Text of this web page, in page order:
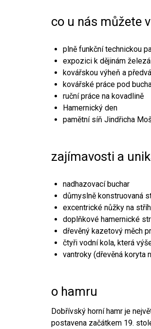
co u nás můžete
plně funkční technickou
expozici k dějinám
kovářskou výheň a
kovářské práce pod
ruční práce na kovadlině
Hamernický den
pamětní síň Jindřicha
zajímavosti a
nadhazovací buchar
důmyslně konstruovaná
excentrické nůžky na
doplňkové hamernické
dřevěný kazetový měch
čtyři vodní kola, která
vantroky (dřevěná koryta
o hamru
Dobřívský horní hamr je
postavena začátkem 19.